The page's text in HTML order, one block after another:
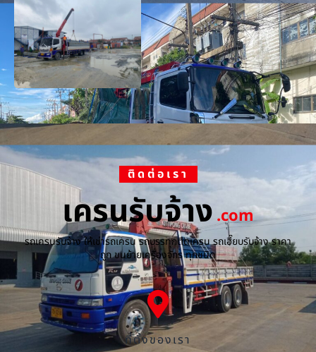
ติดต่อเรา
เครนรับจ้าง.com
รถเครนรับจ้าง ให้เช่ารถเครน รถบรรทุกติดเครน รถเฮี๊ยบรับจ้าง ราคา
ถูก ขนย้ายเครื่องจักร ทุกชนิด
ที่ตั้งของเรา